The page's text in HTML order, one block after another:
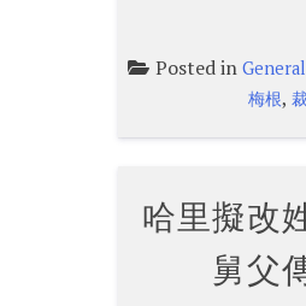
Posted inGeneral
梅根,
哈里擬改
舅父